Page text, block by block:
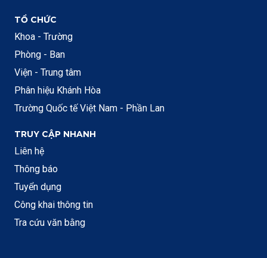
TỔ CHỨC
Khoa - Trường
Phòng - Ban
Viện - Trung tâm
Phân hiệu Khánh Hòa
Trường Quốc tế Việt Nam - Phần Lan
TRUY CẬP NHANH
Liên hệ
Thông báo
Tuyển dụng
Công khai thông tin
Tra cứu văn bằng